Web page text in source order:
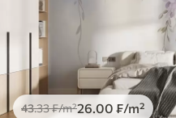
43.33₣/m²26 .00 ₣/m²